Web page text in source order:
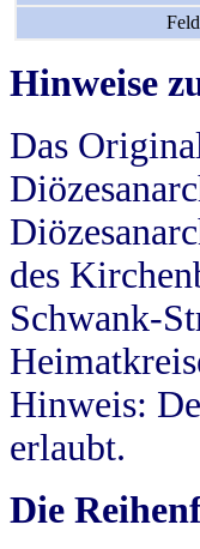
Hinweise
Das
des
Schwank-
Hinweis:
erlaubt.
Die